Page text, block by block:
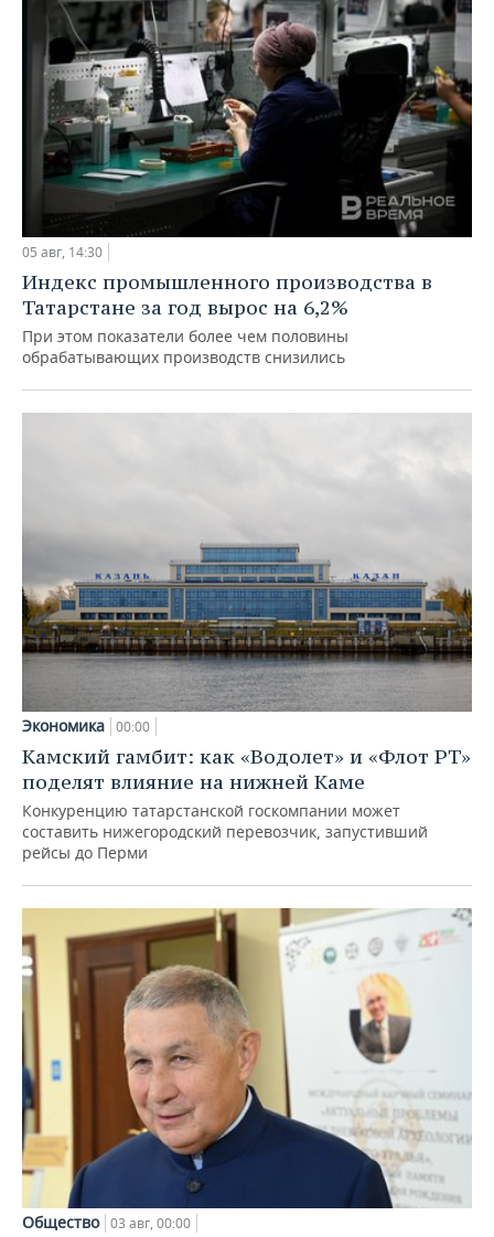
05 авг, 14:30
Индекс промышленного производства в
Татарстане за год вырос на 6,2%
При этом показатели более чем половины
обрабатывающих производств снизились
Экономика 00:00
Камский гамбит: как «Водолет» и «Флот РТ»
поделят влияние на нижней Каме
Конкуренцию татарстанской госкомпании может
составить нижегородский перевозчик, запустивший
рейсы до Перми
Общество 03 авг, 00:00